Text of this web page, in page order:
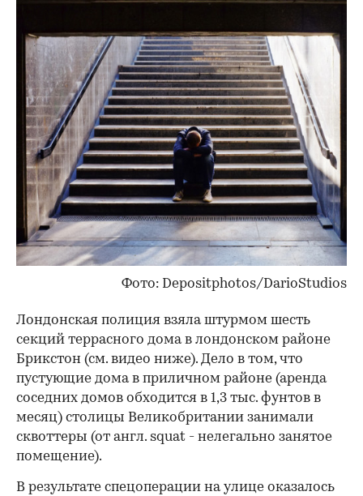
Фото: Depositphotos/DarioStudios
Лондонская полиция взяла штурмом шесть
секций террасного дома в лондонском районе
Брикстон (см. видео ниже). Дело в том, что
пустующие дома в приличном районе (аренда
соседних домов обходится в 1,3 тыс. фунтов в
месяц) столицы Великобритании занимали
сквоттеры (от англ. squat - нелегально занятое
помещение).
В результате спецоперации на улице оказалось